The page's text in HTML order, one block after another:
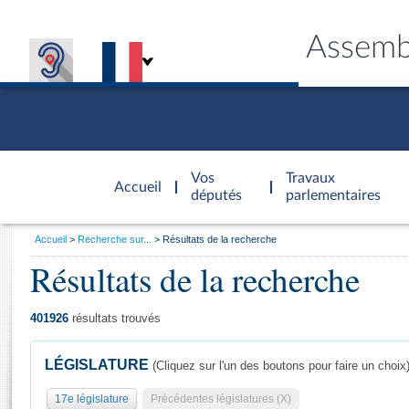
Accueil
d'accueil
Vos
députés
Travaux
parlementaires
Général
Vous
Accueil Recherche sur... Résultats de la recherche
Résultats de la recherche
401926 résultats trouvés
LÉGISLATURE (Cliquez sur l'un des boutons pour faire un choix)
17e législature Précédentes législatures (X)